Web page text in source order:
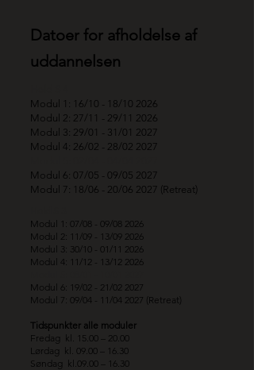
Datoer for afholdelse af
uddannelsen
Modul 1: 16/10 - 18/10 2026
Modul 2: 27/11 - 29/11 2026
Modul 3: 29/01 - 31/01 2027
Modul 4: 26/02 - 28/02 2027
Modul 6: 07/05 - 09/05 2027
Modul 7: 18/06 - 20/06 2027 (Retreat)
Modul 1: 07/08 - 09/08 2026
Modul 2: 11/09 - 13/09 2026
Modul 3: 30/10 - 01/11 2026
Modul 4: 11/12 - 13/12 2026
Modul 6: 19/02 - 21/02 2027
Modul 7: 09/04 - 11/04 2027 (Retreat)
Tidspunkter alle moduler
Fredag kl. 15.00 – 20.00
Lørdag kl. 09.00 – 16.30
Søndag kl.09.00 – 16.30